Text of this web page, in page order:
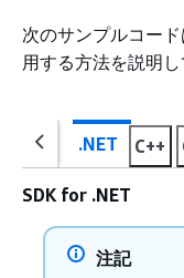
次のサンプルコード
用する方法を説明し
.NET C++
SDK for .NET
注記